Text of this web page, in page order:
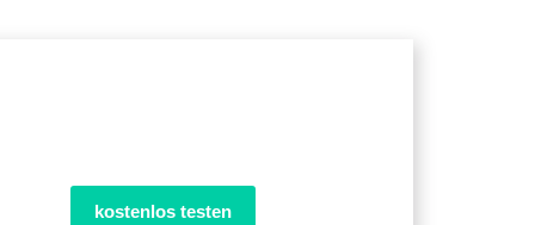
kostenlos testen